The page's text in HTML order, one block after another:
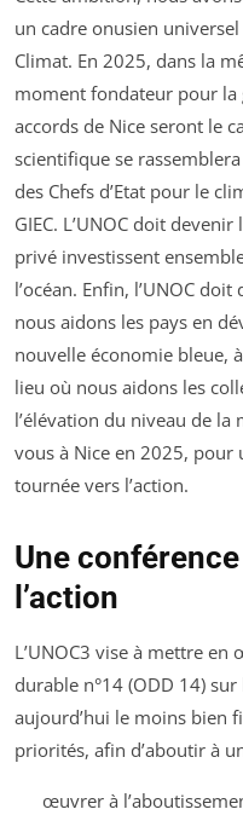
un cadre onusien
Climat. En 2025, dans la
moment fondateur pour la
accords de Nice seront le
scientifique se
des Chefs d’Etat pour le
GIEC. L’UNOC doit
privé investissent
l’océan. Enfin, l’UNOC
nous aidons les pays en
nouvelle économie bleue,
lieu où nous aidons les
l’élévation du niveau de
vous à Nice en 2025, pour
tournée vers l’action.
Une
l’action
L’UNOC3 vise à mettre
durable n°14 (ODD 14)
aujourd’hui le moins bien
priorités, afin d’aboutir à
œuvrer à